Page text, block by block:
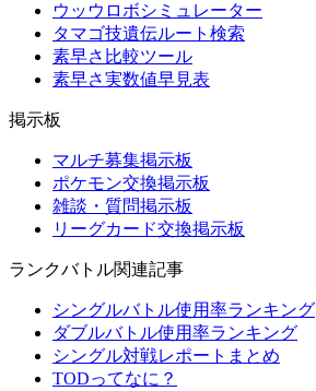
ウッウロボシミュレーター
タマゴ技遺伝ルート検索
素早さ比較ツール
素早さ実数値早見表
掲示板
マルチ募集掲示板
ポケモン交換掲示板
雑談・質問掲示板
リーグカード交換掲示板
ランクバトル関連記事
シングルバトル使用率ランキング
ダブルバトル使用率ランキング
シングル対戦レポートまとめ
TODってなに？